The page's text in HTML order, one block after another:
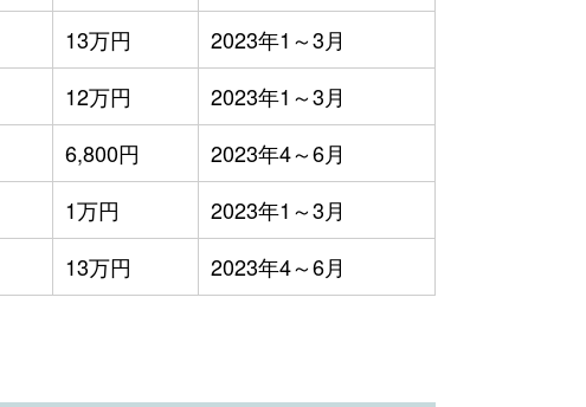
13万円
2023年1～3月
12万円
2023年1～3月
6,800円
2023年4～6月
1万円
2023年1～3月
13万円 2023年4～6月